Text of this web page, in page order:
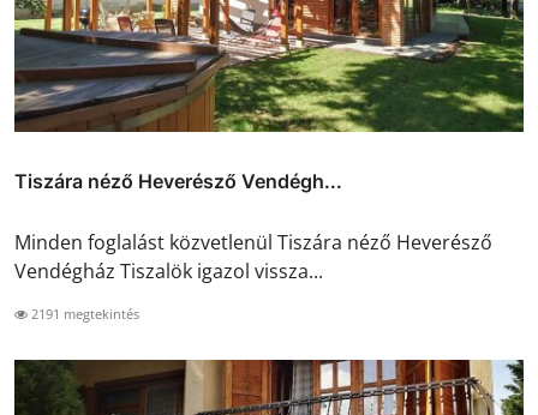
Tiszára néző Heverésző Vendégh...
Minden foglalást közvetlenül Tiszára néző Heverésző
Vendégház Tiszalök igazol vissza...
2191 megtekintés